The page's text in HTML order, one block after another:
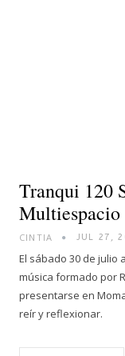
Tranqui 120
Multiespacio
CINTIA JUL 27,
El sábado 30 de julio
música formado por
presentarse en
reír y reflexionar.